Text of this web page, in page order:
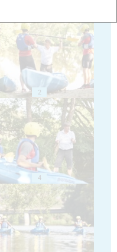
2
4